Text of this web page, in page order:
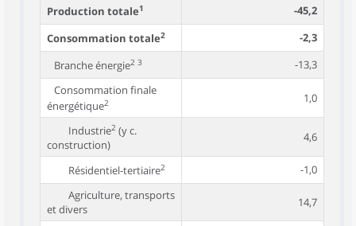
Production totale1
-45,2
Consommation totale2
-2,3
Branche énergie2 3
-13,3
Consommation finale
énergétique2 1,0
Industrie2 (y c.
construction)
4,6
Résidentiel-tertiaire2
-1,0
Agriculture, transports
et divers
14,7